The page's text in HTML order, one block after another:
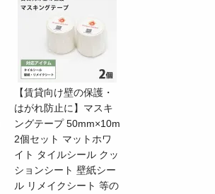
【賃貸向け壁の保護・
はがれ防止に】マスキ
ングテープ 50mm×10m
2個セット マットホワ
イト タイルシール クッ
ションシート 壁紙シー
ル リメイクシート 等の